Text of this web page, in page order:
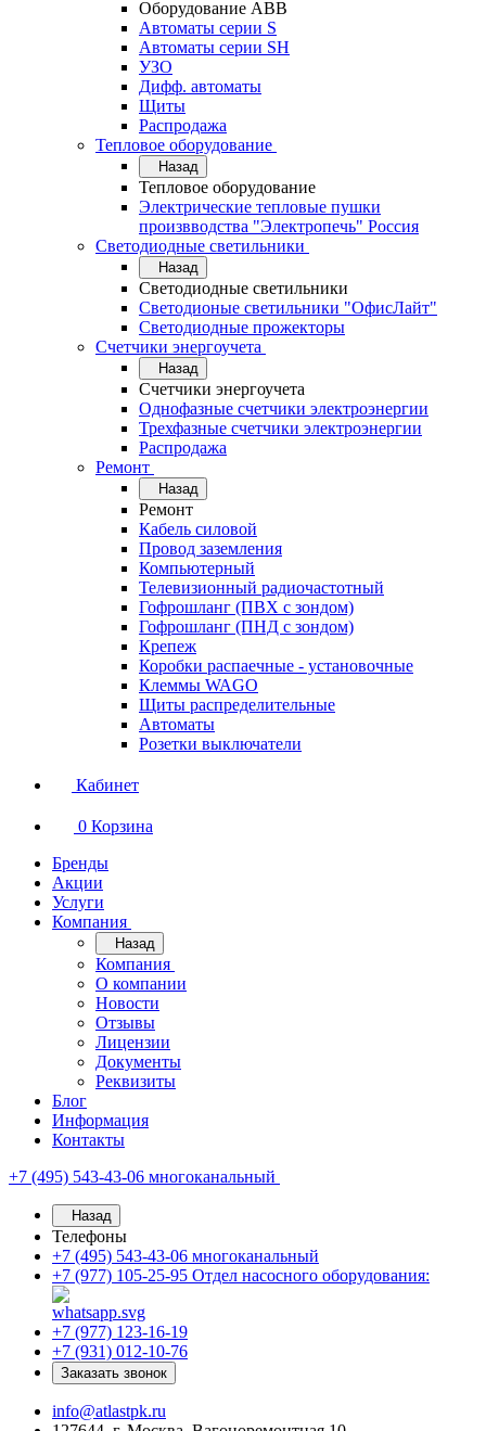
Оборудование АВВ
Автоматы серии S
Автоматы серии SH
УЗО
Дифф. автоматы
Щиты
Распродажа
Тепловое оборудование
Назад
Тепловое оборудование
Электрические тепловые пушки
произвводства "Электропечь" Россия
Светодиодные светильники
Назад
Светодиодные светильники
Светодионые светильники "ОфисЛайт"
Светодиодные прожекторы
Счетчики энергоучета
Назад
Счетчики энергоучета
Однофазные счетчики электроэнергии
Трехфазные счетчики электроэнергии
Распродажа
Ремонт
Назад
Ремонт
Кабель силовой
Провод заземления
Компьютерный
Телевизионный радиочастотный
Гофрошланг (ПВХ с зондом)
Гофрошланг (ПНД с зондом)
Крепеж
Коробки распаечные - установочные
Клеммы WAGO
Щиты распределительные
Автоматы
Розетки выключатели
Кабинет
0 Корзина
Бренды
Акции
Услуги
Компания
Назад
Компания
О компании
Новости
Отзывы
Лицензии
Документы
Реквизиты
Блог
Информация
Контакты
+7 (495) 543-43-06 многоканальный
Назад
Телефоны
+7 (495) 543-43-06 многоканальный
+7 (977) 105-25-95 Отдел насосного оборудования:
+7 (977) 123-16-19
+7 (931) 012-10-76
Заказать звонок
info@atlastpk.ru